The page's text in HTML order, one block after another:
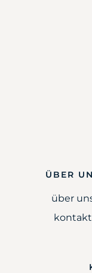
ÜBER
über
kontakt